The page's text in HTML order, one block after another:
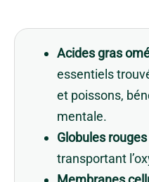
Acides gras
essentiels
et poissons,
mentale.
Globules rouges
transportant